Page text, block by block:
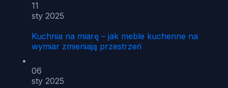
11
sty 2025
Kuchnia na miarę – jak meble kuchenne na
wymiar zmieniają przestrzeń
06
sty 2025